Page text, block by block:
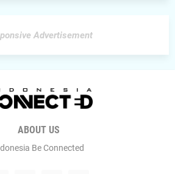
Advertisement
ABOUT US
Be Connected